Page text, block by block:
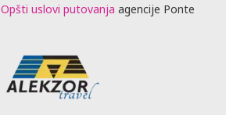
Opšti uslovi putovanja agencije Ponte